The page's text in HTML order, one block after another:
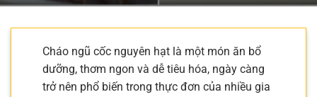
Cháo ngũ cốc nguyên hạt là một món ăn bổ
dưỡng, thơm ngon và dễ tiêu hóa, ngày càng
trở nên phổ biến trong thực đơn của nhiều gia